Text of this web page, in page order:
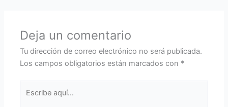
Deja un comentario
Tu dirección de correo electrónico no será publicada.
Los campos obligatorios están marcados con *
aquí...